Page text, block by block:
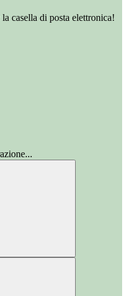
casella di posta elettronica!